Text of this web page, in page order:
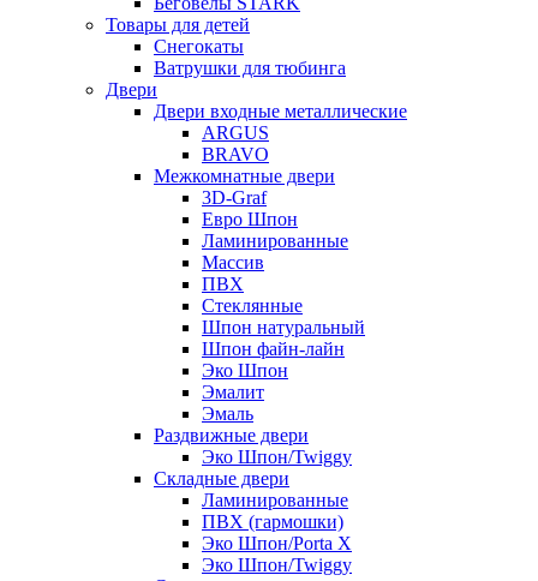
Товары для детей
Снегокаты
Ватрушки для тюбинга
Двери
Двери входные металлические
ARGUS
BRAVO
Межкомнатные двери
3D-Graf
Евро Шпон
Ламинированные
Массив
ПВХ
Стеклянные
Шпон натуральный
Шпон файн-лайн
Эко Шпон
Эмалит
Эмаль
Раздвижные двери
Эко Шпон/Twiggy
Складные двери
Ламинированные
ПВХ (гармошки)
Эко Шпон/Porta X
Эко Шпон/Twiggy